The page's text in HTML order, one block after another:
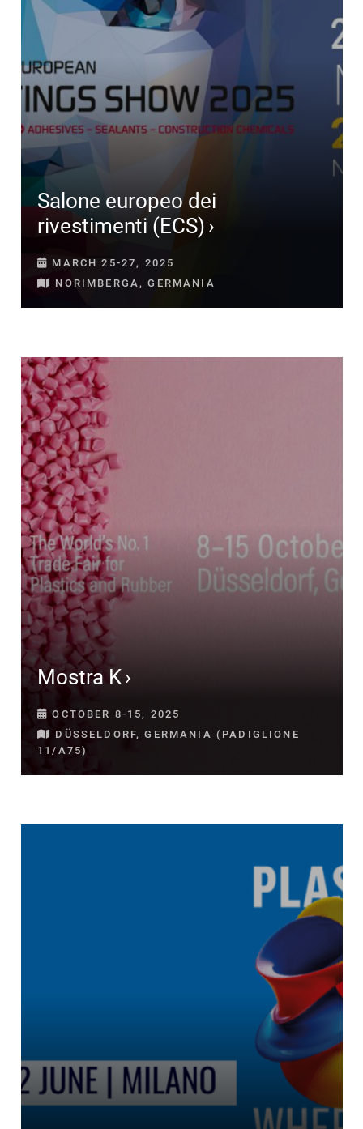
Salone europeo dei
rivestimenti (ECS)
MARCH 25-27, 2025
NORIMBERGA, GERMANIA
Mostra K
OCTOBER 8-15, 2025
DÜSSELDORF, GERMANIA (PADIGLIONE
11/A75)